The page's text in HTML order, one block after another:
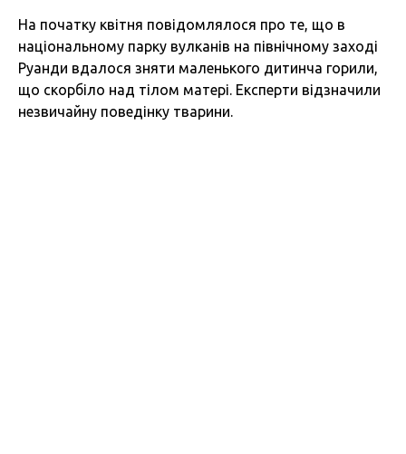
На початку квітня повідомлялося про те, що в
національному парку вулканів на північному заході
Руанди вдалося зняти маленького дитинча горили,
що скорбіло над тілом матері. Експерти відзначили
незвичайну поведінку тварини.